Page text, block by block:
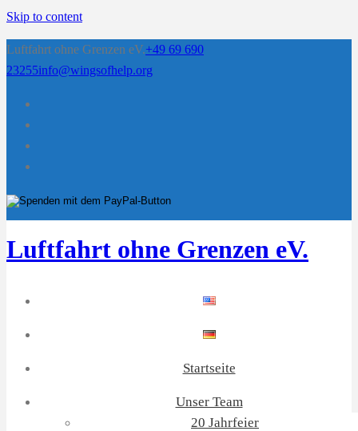
Skip to content
Luftfahrt ohne Grenzen eV.+49 69 690
23255info@wingsofhelp.org
Luftfahrt ohne Grenzen eV.
Startseite
Unser Team
20 Jahrfeier